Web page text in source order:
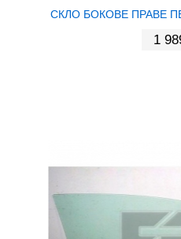
СКЛО БОКОВЕ ПРАВЕ
1